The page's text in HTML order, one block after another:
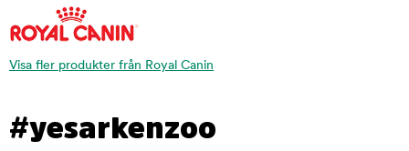
Visa fler produkter från Royal Canin
#yesarkenzoo